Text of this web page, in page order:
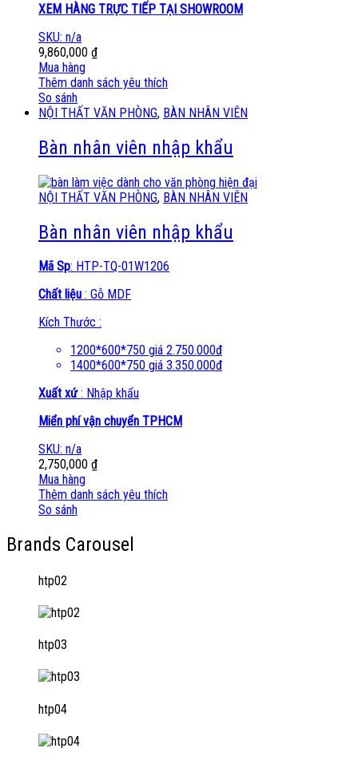
XEM HÀNG TRỰC TIẾP TẠI SHOWROOM
SKU: n/a
9,860,000 ₫
Mua hàng
Thêm danh sách yêu thích
So sánh
NỘI THẤT VĂN PHÒNG, BÀN NHÂN VIÊN
Bàn nhân viên nhập khẩu
NỘI THẤT VĂN PHÒNG, BÀN NHÂN VIÊN
Bàn nhân viên nhập khẩu
Mã Sp: HTP-TQ-01W1206
Chất liệu : Gỗ MDF
Kích Thước :
1200*600*750 giá 2.750.000đ
1400*600*750 giá 3.350.000đ
Xuất xứ: Nhập khẩu
Miển phí vận chuyển TPHCM
SKU: n/a
2,750,000 ₫
Mua hàng
Thêm danh sách yêu thích
So sánh
Brands Carousel
htp02
htp03
htp04